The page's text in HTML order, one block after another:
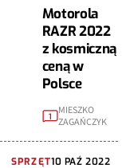
Motorola
RAZR 2022
z kosmiczną
ceną w
Polsce
1
MIESZKO
ZAGAŃCZYK
SPRZĘT10 PAŹ 2022